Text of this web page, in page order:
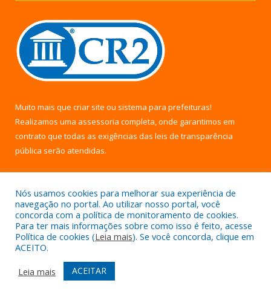
Muito mais que criar site ou sistema para prefeituras!
Realizamos uma assessoria completa, onde garantimos em
contrato que todas as exigências das leis de transparência
pública serão atendidas.
Todos os direitos reservados a Câmara Municipal de Uruará.
Mapa do Site
Acessar Área Administrativa
Acessar Webmail
Nós usamos cookies para melhorar sua experiência de
navegação no portal. Ao utilizar nosso portal, você
concorda com a política de monitoramento de cookies.
Para ter mais informações sobre como isso é feito, acesse
Política de cookies (Leia mais). Se você concorda, clique em
ACEITO.
Leia mais
ACEITAR